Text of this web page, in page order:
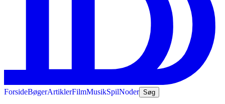
ForsideBøgerArtiklerFilmMusikSpilNoder Søg